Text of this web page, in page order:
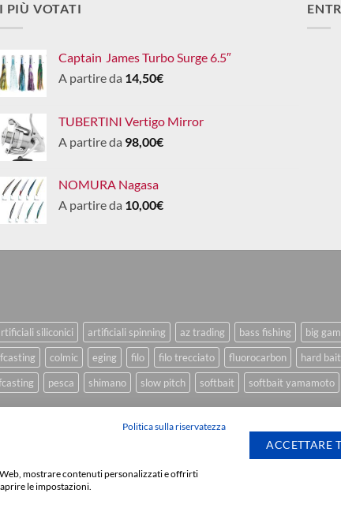
I PIÙ VOTATI
Captain James Turbo Surge 6.5″
A partire da 14,50€
TUBERTINI Vertigo Mirror
A partire da 98,00€
NOMURA Nagasa
A partire da 10,00€
siliconici artificiali spinning az trading bass fishing big
colmic eging filo filo trecciato fluorocarbon hard bait
pesca shimano slow pitch softbait softbait yamamoto
Politica sulla riservatezza
mostrare contenuti personalizzati e offrirti
le impostazioni.
ACCETTARE